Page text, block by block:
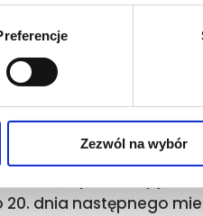
Zezwól na wybór
zysku wiąże się z
zarówno spółka,
podlega
albo
dywidendy jest
dnia następnego